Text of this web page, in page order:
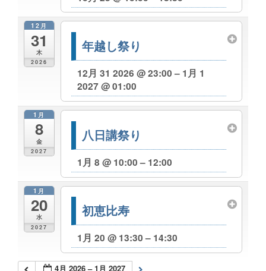
12月
31
木
2026
年越し祭り
12月 31 2026 @ 23:00 – 1月 1
2027 @ 01:00
1月
8
金
2027
八日講祭り
1月 8 @ 10:00 – 12:00
1月
20
水
2027
初恵比寿
1月 20 @ 13:30 – 14:30
4月 2026 – 1月 2027